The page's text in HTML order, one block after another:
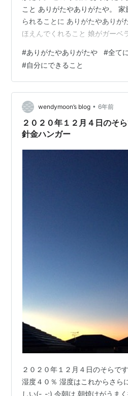
こと ありがたやありがたや。
られることに ありがたやありが
ほえんでくれること 娘がガーベ
ナと戦っている看護師の戦友と
こと 海外の君も誕生日にはメッ
にもこどもが生まれ 愛する人が
ありがたやありがたや。 でも、
安全な水が飲めない子 住むとこ
族と命がけ…
#ありがたやありがたや #全て
#自分にできること
wendymoon’s blog • 6年前
２０２０年１２月４日の
針金ハンガー
２０２０年１２月４日のそらで
湿度４０％ 湿度はこれからさら
しい(-_-;) 今朝は 朝焼けがうま